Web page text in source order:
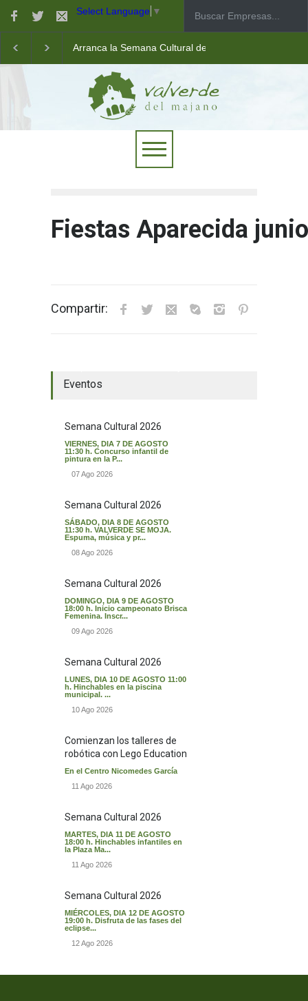
Select Language ▼
Arranca la Semana Cultural de Valverde
Taller de robótica para jóvenes
Las pistas municipales de pádel estrenan un nuevo
Fiestas Aparecida
Compartir:
Eventos
Semana Cultural 2026
VIERNES, DIA 7 DE AGOSTO
11:30 h. Concurso infantil de
pintura en la P...
07 Ago 2026
Semana Cultural 2026
SÁBADO, DIA 8 DE AGOSTO
11:30 h. VALVERDE SE MOJA.
Espuma, música y pr...
08 Ago 2026
Semana Cultural 2026
DOMINGO, DIA 9 DE AGOSTO
18:00 h. Inicio campeonato Brisca
Femenina. Inscr...
09 Ago 2026
Semana Cultural 2026
LUNES, DIA 10 DE AGOSTO 11:00
h. Hinchables en la piscina
municipal. ...
10 Ago 2026
Comienzan los talleres de
robótica con Lego Education
En el Centro Nicomedes García
11 Ago 2026
Semana Cultural 2026
MARTES, DIA 11 DE AGOSTO
18:00 h. Hinchables infantiles en
la Plaza Ma...
11 Ago 2026
Semana Cultural 2026
MIÉRCOLES, DIA 12 DE AGOSTO
19:00 h. Disfruta de las fases del
eclipse...
12 Ago 2026